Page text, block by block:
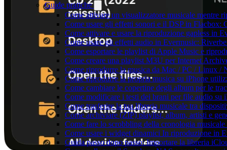
Guide pratiche
Come attivare un visualizzatore musicale mentre
Come usare gli effetti sonori e il DSP in Flacbox:
Come attivare e usare la riproduzione gapless in
Come usare gli effetti audio in Evermusic:
Come esportare le playlist di Apple Music e
Come creare una playlist M3U per Internet
Come riprodurre la musica da Mac / PC / Linux
Come riprodurre la propria musica su iPhone
Come cambiare le copertine degli album per le
Come modificare i testi dei brani per file audio su
Come trasferire la tua libreria musicale tra
Come archiviare (ZIP) playlist, album, artisti e
Come fare lo scrobbling della cronologia
Come usare i widget dinamici In riproduzione in
Guida passo dopo passo: Importare la libreria